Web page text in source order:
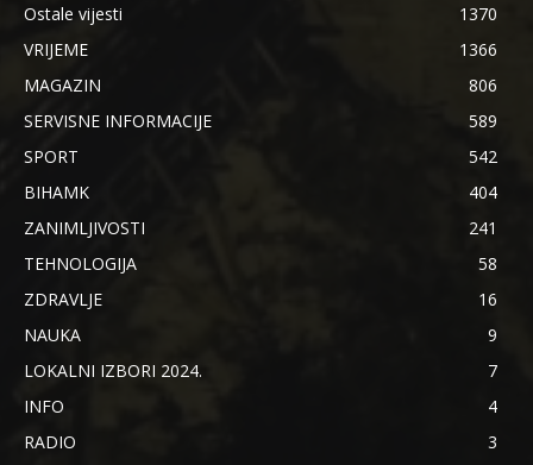
Ostale vijesti
1370
VRIJEME
1366
MAGAZIN
806
SERVISNE INFORMACIJE
589
SPORT
542
BIHAMK
404
ZANIMLJIVOSTI
241
TEHNOLOGIJA
58
ZDRAVLJE
16
NAUKA
9
LOKALNI IZBORI 2024.
7
INFO
4
RADIO
3